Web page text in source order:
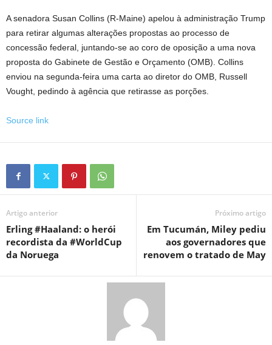
A senadora Susan Collins (R-Maine) apelou à administração Trump
para retirar algumas alterações propostas ao processo de
concessão federal, juntando-se ao coro de oposição a uma nova
proposta do Gabinete de Gestão e Orçamento (OMB). Collins
enviou na segunda-feira uma carta ao diretor do OMB, Russell
Vought, pedindo à agência que retirasse as porções.
Source link
Artigo anterior
Erling #Haaland: o herói
recordista da #WorldCup
da Noruega
Próximo artigo
Em Tucumán, Miley pediu
aos governadores que
renovem o tratado de May